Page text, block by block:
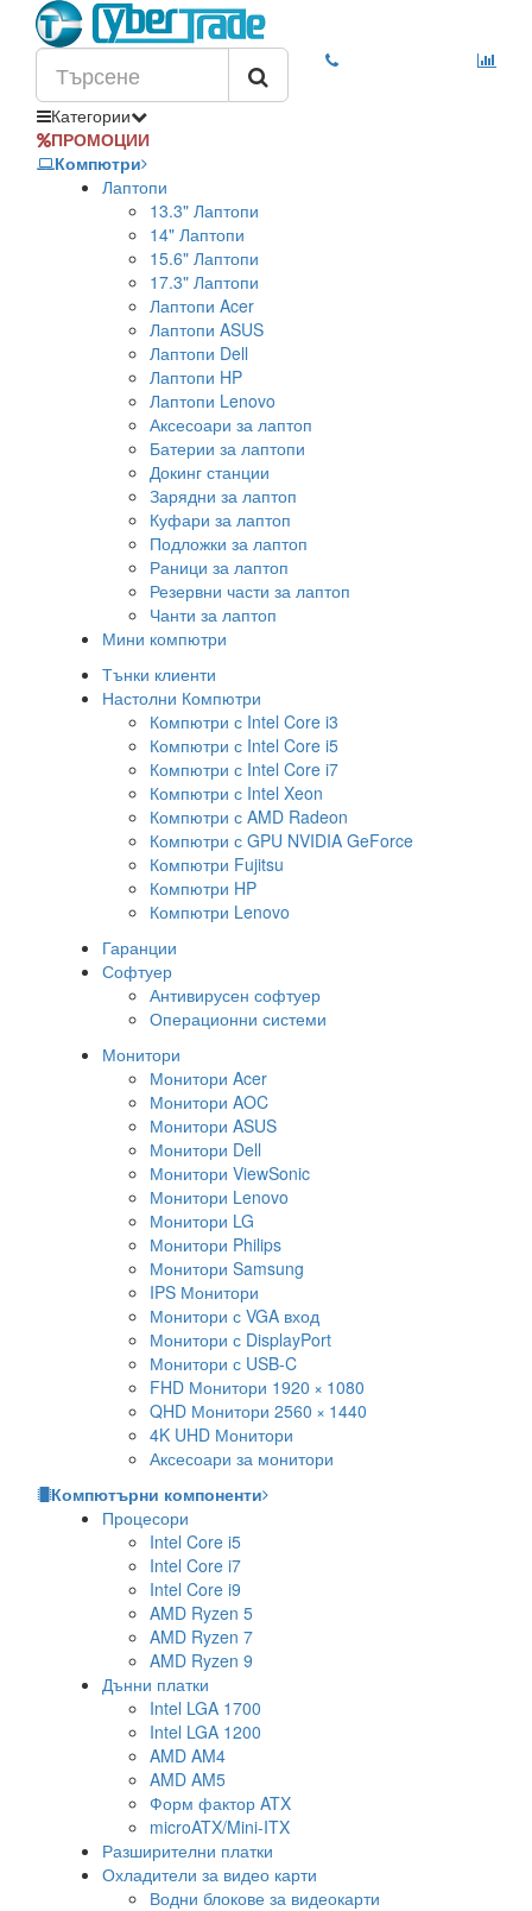
Категории
ПРОМОЦИИ
Компютри
Лаптопи
13.3" Лаптопи
14" Лаптопи
15.6" Лаптопи
17.3" Лаптопи
Лаптопи Acer
Лаптопи ASUS
Лаптопи Dell
Лаптопи HP
Лаптопи Lenovo
Аксесоари за лаптоп
Батерии за лаптопи
Докинг станции
Зарядни за лаптоп
Куфари за лаптоп
Подложки за лаптоп
Раници за лаптоп
Резервни части за лаптоп
Чанти за лаптоп
Мини компютри
Тънки клиенти
Настолни Компютри
Компютри с Intel Core i3
Компютри с Intel Core i5
Компютри с Intel Core i7
Компютри с Intel Xeon
Компютри с AMD Radeon
Компютри с GPU NVIDIA GeForce
Компютри Fujitsu
Компютри HP
Компютри Lenovo
Гаранции
Софтуер
Антивирусен софтуер
Операционни системи
Монитори
Монитори Acer
Монитори AOC
Монитори ASUS
Монитори Dell
Монитори ViewSonic
Монитори Lenovo
Монитори LG
Монитори Philips
Монитори Samsung
IPS Монитори
Монитори с VGA вход
Монитори с DisplayPort
Монитори с USB-C
FHD Монитори 1920 × 1080
QHD Монитори 2560 × 1440
4K UHD Монитори
Аксесоари за монитори
Компютърни компоненти
Процесори
Intel Core i5
Intel Core i7
Intel Core i9
AMD Ryzen 5
AMD Ryzen 7
AMD Ryzen 9
Дънни платки
Intel LGA 1700
Intel LGA 1200
AMD AM4
AMD AM5
Форм фактор ATX
microATX/Mini-ITX
Разширителни платки
Охладители за видео карти
Водни блокове за видеокарти